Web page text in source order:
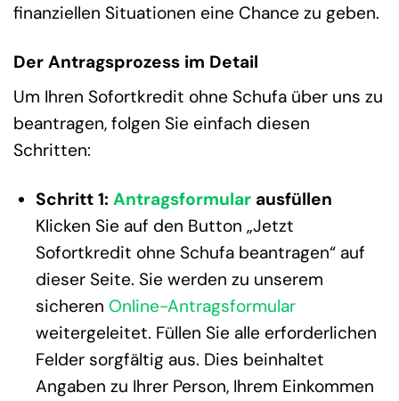
finanziellen Situationen eine Chance zu geben.
Der Antragsprozess im Detail
Um Ihren Sofortkredit ohne Schufa über uns zu
beantragen, folgen Sie einfach diesen
Schritten:
Schritt 1: Antragsformularausfüllen
Klicken Sie auf den Button „Jetzt
Sofortkredit ohne Schufa beantragen“ auf
dieser Seite. Sie werden zu unserem
sicheren Online-Antragsformular
weitergeleitet. Füllen Sie alle erforderlichen
Felder sorgfältig aus. Dies beinhaltet
Angaben zu Ihrer Person, Ihrem Einkommen